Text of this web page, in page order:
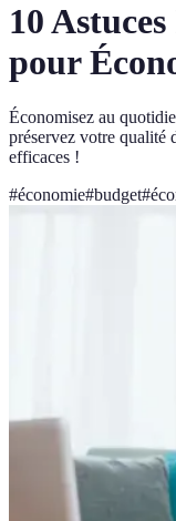
10
pour
Économisez au
préservez votre qualité
efficaces !
#économie#budget#